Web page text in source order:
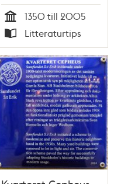
Tid
1350 till 2005
Typ
Litteraturtips